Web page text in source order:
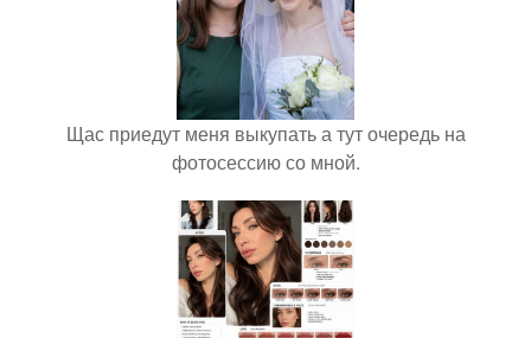
Щас приедут меня выкупать а тут очередь на
фотосессию со мной.